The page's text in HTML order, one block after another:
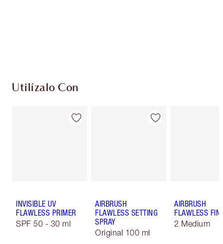
Utilízalo Con
INVISIBLE UV
FLAWLESS PRIMER
SPF 50 - 30 ml
AIRBRUSH
FLAWLESS SETTING
SPRAY
Original 100 ml
AIRBRUSH
FLAWLESS
2 Medium